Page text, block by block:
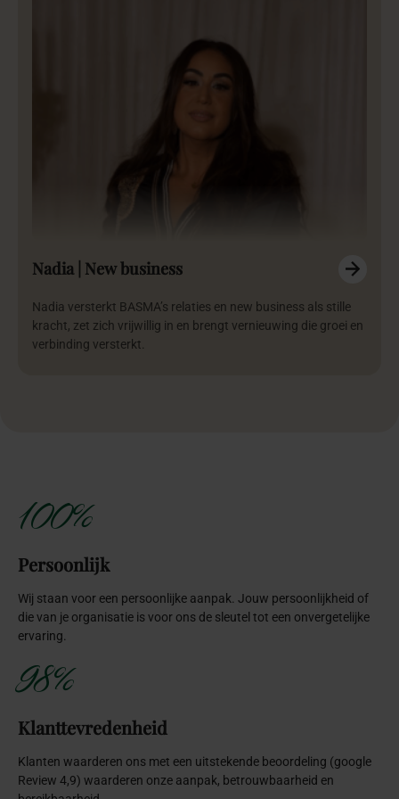
Nadia | New business
Nadia versterkt BASMA’s relaties en new business als stille
kracht, zet zich vrijwillig in en brengt vernieuwing die groei en
verbinding versterkt.
100%
Persoonlijk
Wij staan voor een persoonlijke aanpak. Jouw persoonlijkheid of
die van je organisatie is voor ons de sleutel tot een onvergetelijke
ervaring.
98%
Klanttevredenheid
Klanten waarderen ons met een uitstekende beoordeling (google
Review 4,9) waarderen onze aanpak, betrouwbaarheid en